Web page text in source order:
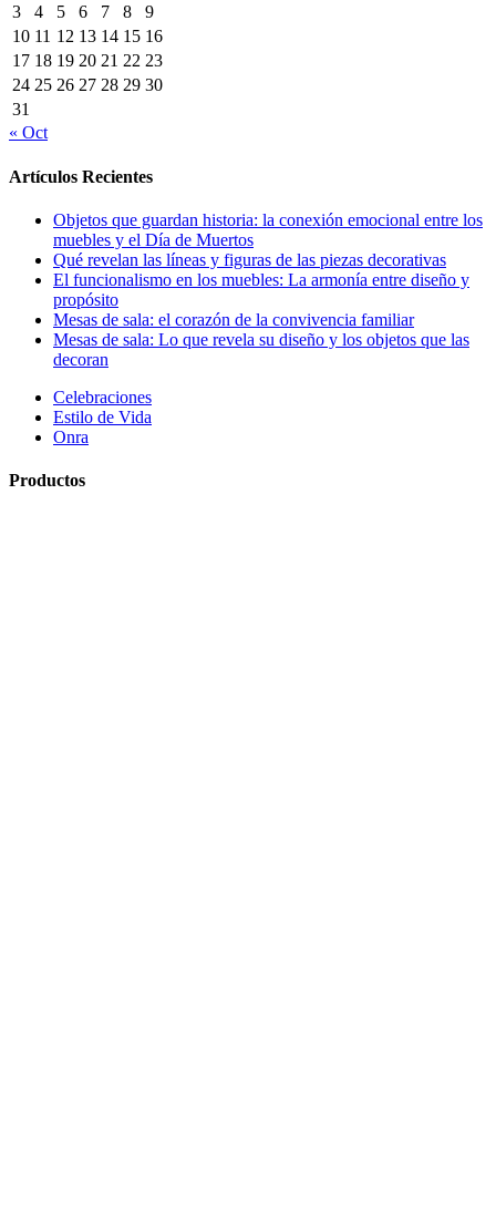
3
4 5 6 7 8
9
10 11 12 13 14 15 16
17 18 19 20 21 22 23
24 25 26 27 28 29 30
31
« Oct
Artículos Recientes
Objetos que guardan historia: la conexión emocional entre los
muebles y el Día de Muertos
Qué revelan las líneas y figuras de las piezas decorativas
El funcionalismo en los muebles: La armonía entre diseño y
propósito
Mesas de sala: el corazón de la convivencia familiar
Mesas de sala: Lo que revela su diseño y los objetos que las
decoran
Celebraciones
Estilo de Vida
Onra
Productos